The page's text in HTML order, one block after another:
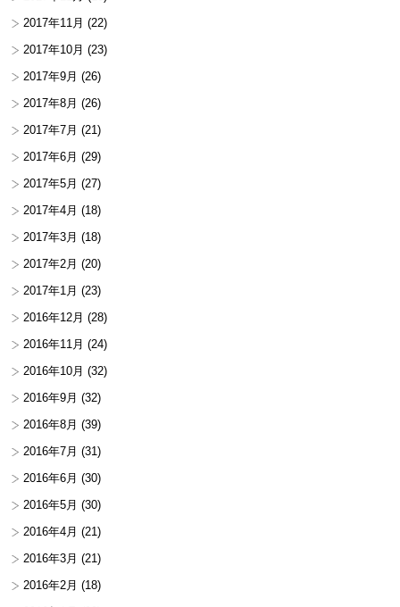
2017年11月 (22)
2017年10月 (23)
2017年9月 (26)
2017年8月 (26)
2017年7月 (21)
2017年6月 (29)
2017年5月 (27)
2017年4月 (18)
2017年3月 (18)
2017年2月 (20)
2017年1月 (23)
2016年12月 (28)
2016年11月 (24)
2016年10月 (32)
2016年9月 (32)
2016年8月 (39)
2016年7月 (31)
2016年6月 (30)
2016年5月 (30)
2016年4月 (21)
2016年3月 (21)
2016年2月 (18)